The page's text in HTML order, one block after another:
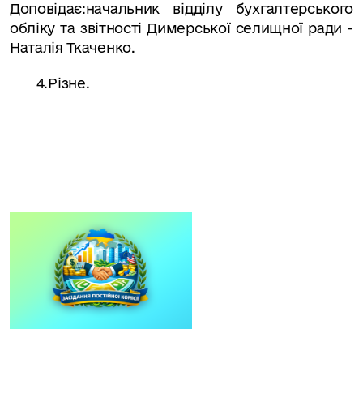
Доповідає:начальник відділу бухгалтерського
обліку та звітності Димерської селищної ради -
Наталія Ткаченко.
4.Різне.